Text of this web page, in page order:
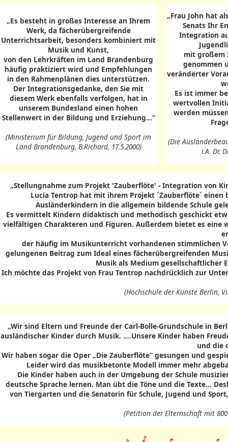
„Es besteht in großes Interesse an Ihrem
Werk, da fächerübergreifende
Unterrichtsarbeit, besonders kombiniert mit
Musik und Kunst,
von den Lehrkräften im Land Brandenburg
häufig praktiziert wird und Empfehlungen
in den Rahmenplänen dies unterstützen.
Der Integrationsgedanke, den Sie mit
diesem Werk ebenfalls verfolgen, hat in
unserem Bundesland einen hohen
Stellenwert in der Bildung und Erziehung…“
(Ministerium für Bildung, Jugend und Sport im
Land Brandenburg, B.Richard, 17.5.2000)
„Frau John hat
Senats Ihr
Integration
mit großem
genommen
veränderter
Es ist immer
wertvollen
werden
(Die
i.A. Dr.
„Stellungnahme zum Projekt 'Zauberflöte' - Integration von
Lucia Tentrop hat mit ihrem Projekt ´Zauberflöte´
Ausländerkindern in die allgemein bildende Schule
Es vermittelt Kindern didaktisch und methodisch geschickt
vielfältigen Charakteren und Figuren. Außerdem bietet es eine
der häufig im Musikunterricht vorhandenen stimmlichen
gelungenen Beitrag zum Ideal eines fächerübergreifenden
Musik als Medium gesellschaftlicher
Ich möchte das Projekt von Frau Tentrop nachdrücklich zur
(Hochschule der Künste Berlin,
„Wir sind Eltern und Freunde der Carl-Bolle-Grundschule in
ausländischer Kinder durch Musik. ….Unsere Kinder haben
und die
Wir haben sogar die Oper „Die Zauberflöte“ gesungen und
Leider wird das musikbetonte Modell immer mehr
Die Kinder haben auch in der Umgebung der Schule
deutsche Sprache lernen. Man übt die Töne und die Texte…
von Tiergarten und die Senatorin für Schule, Jugend und
(Petition der Elternschaft mit